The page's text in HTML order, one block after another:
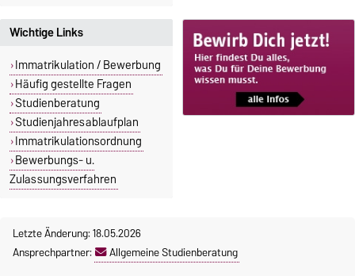
Wichtige Links
Immatrikulation / Bewerbung
Häufig gestellte Fragen
Studienberatung
Studienjahresablaufplan
Immatrikulationsordnung
Bewerbungs- u.
Zulassungsverfahren
Letzte Änderung: 18.05.2026
Ansprechpartner:
Allgemeine Studienberatung